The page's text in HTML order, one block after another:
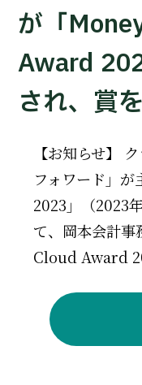
が「
Award
され、賞
【お知らせ】
フォワード」が
2023」（2023
て、岡本会計
Cloud Award